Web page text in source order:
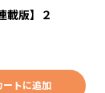
載版】２
ートに追加